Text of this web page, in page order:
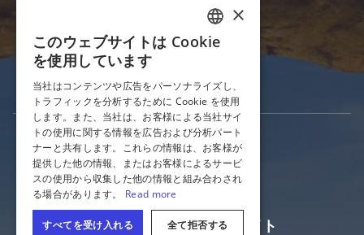
アクセシビリティ
メディア
イリノイ州観光局公式サイト
ENGLISH
SPANISH
ITALIAN
FRENCH
JAPANESE
×
このウェブサイトは Cookie
を使用しています
当社はコンテンツや広告をパーソナライズし、
トラフィックを分析するために Cookie を使用
します。また、当社は、お客様による当社サイ
トの使用に関する情報を広告および分析パート
ナーと共有します。これらの情報は、お客様が
提供した他の情報、またはお客様によるサービ
スの使用から収集した他の情報と組み合わされ
る場合があります。
Read more
すべてを受け入れる 全て拒否する